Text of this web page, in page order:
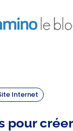
Internet
pour